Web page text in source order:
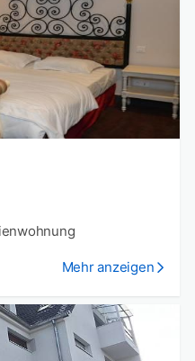
Mehr anzeigen